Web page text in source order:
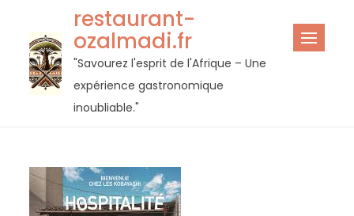
contenu
restaurant-
ozalmadi.fr
"Savourez l'esprit de l'Afrique – Une
expérience gastronomique
inoubliable."